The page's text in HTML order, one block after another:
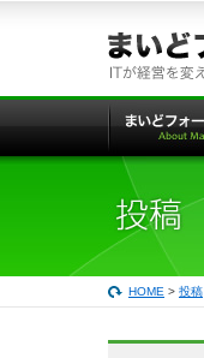
文
へ
の
リ
ン
ク
HOME > 投稿